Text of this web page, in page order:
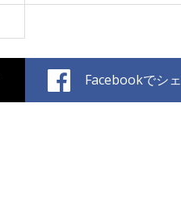
Facebookでシ